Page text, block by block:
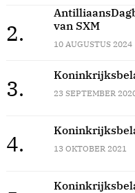
2.
van SXM
10 AUGUSTUS 2024
3. 23 SEPTEMBER
4. 13 OKTOBER 2021